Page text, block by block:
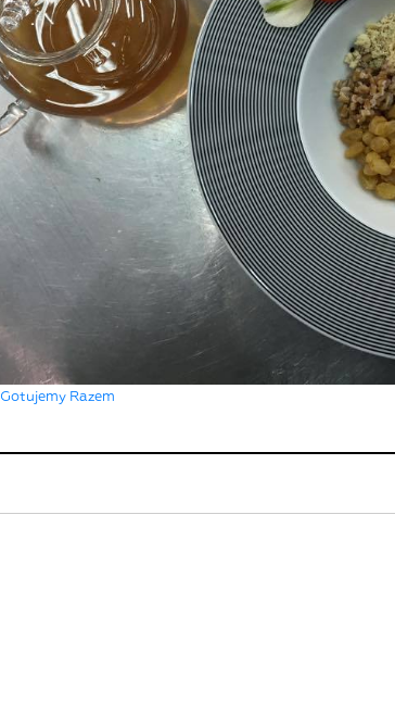
Gotujemy Razem